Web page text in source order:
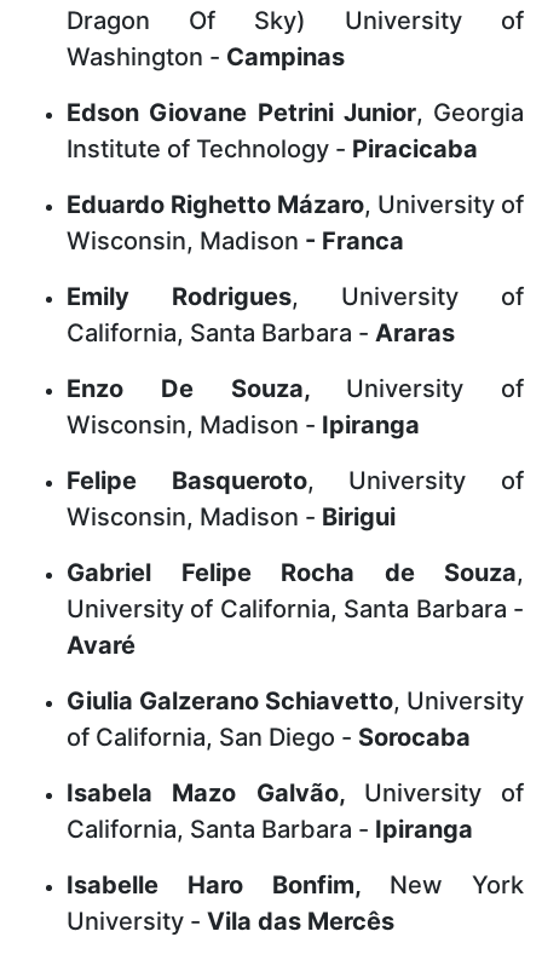
Dragon Of Sky) University of
Washington - Campinas
Edson Giovane Petrini Junior, Georgia
Institute of Technology - Piracicaba
Eduardo Righetto Mázaro, University of
Wisconsin, Madison - Franca
Emily Rodrigues, University of
California, Santa Barbara - Araras
Enzo De Souza, University of
Wisconsin, Madison - Ipiranga
Felipe Basqueroto, University of
Wisconsin, Madison - Birigui
Gabriel Felipe Rocha de Souza,
University of California, Santa Barbara -
Avaré
Giulia Galzerano Schiavetto, University
of California, San Diego - Sorocaba
Isabela Mazo Galvão, University of
California, Santa Barbara - Ipiranga
Isabelle Haro Bonfim, New York
University - Vila das Mercês